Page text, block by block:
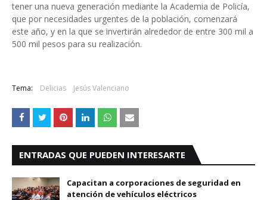
tener una nueva generación mediante la Academia de Policía,
que por necesidades urgentes de la población, comenzará
este año, y en la que se invertirán alrededor de entre 300 mil a
500 mil pesos para su realización.
Tema: Delicias Jesús Valenciano
ENTRADAS QUE PUEDEN INTERESARTE
Capacitan a corporaciones de seguridad en
atención de vehículos eléctricos